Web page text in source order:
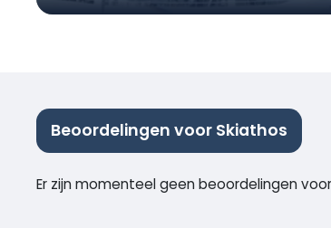
Beoordelingen voor Skiathos
Er zijn momenteel geen beoordelingen